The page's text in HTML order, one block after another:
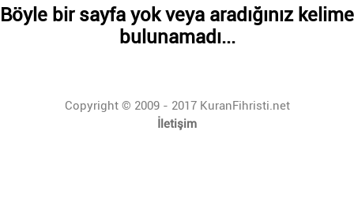
Böyle bir sayfa yok veya aradığınız kelime
bulunamadı...
Copyright © 2009 - 2017 KuranFihristi.net
İletişim